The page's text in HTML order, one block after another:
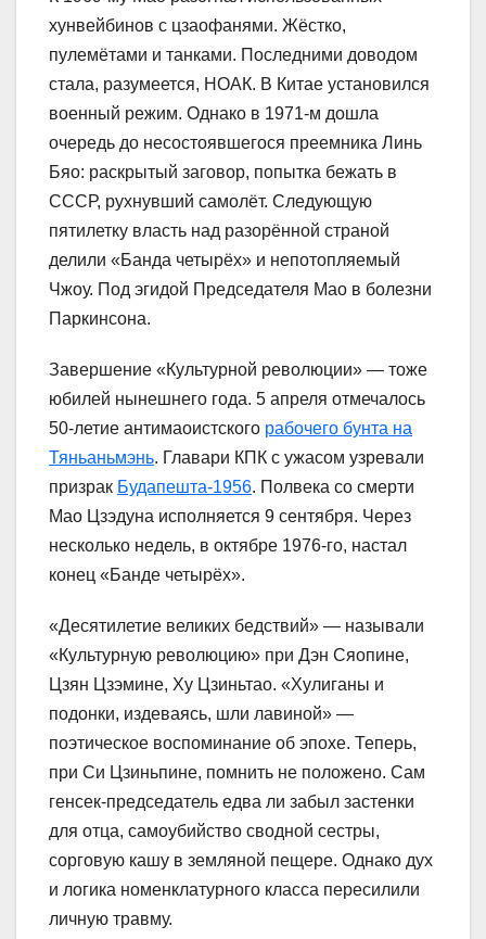
хунвейбинов с цзаофанями. Жёстко,
пулемётами и танками. Последними доводом
стала, разумеется, НОАК. В Китае установился
военный режим. Однако в 1971-м дошла
очередь до несостоявшегося преемника Линь
Бяо: раскрытый заговор, попытка бежать в
СССР, рухнувший самолёт. Следующую
пятилетку власть над разорённой страной
делили «Банда четырёх» и непотопляемый
Чжоу. Под эгидой Председателя Мао в болезни
Паркинсона.
Завершение «Культурной революции» — тоже
юбилей нынешнего года. 5 апреля отмечалось
50-летие антимаоистского рабочего бунта на
Тяньаньмэнь. Главари КПК с ужасом узревали
призрак Будапешта-1956. Полвека со смерти
Мао Цзэдуна исполняется 9 сентября. Через
несколько недель, в октябре 1976-го, настал
конец «Банде четырёх».
«Десятилетие великих бедствий» — называли
«Культурную революцию» при Дэн Сяопине,
Цзян Цзэмине, Ху Цзиньтао. «Хулиганы и
подонки, издеваясь, шли лавиной» —
поэтическое воспоминание об эпохе. Теперь,
при Си Цзиньпине, помнить не положено. Сам
генсек-председатель едва ли забыл застенки
для отца, самоубийство сводной сестры,
сорговую кашу в земляной пещере. Однако дух
и логика номенклатурного класса пересилили
личную травму.